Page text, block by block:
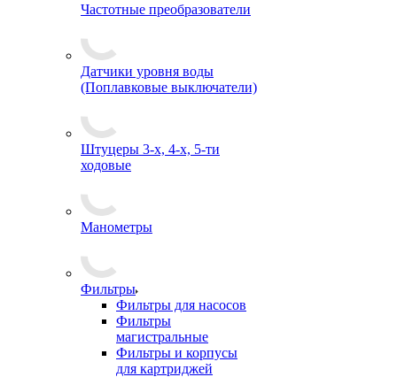
Частотные преобразователи
Датчики уровня воды
(Поплавковые выключатели)
Штуцеры 3-х, 4-х, 5-ти
ходовые
Манометры
Фильтры
Фильтры для насосов
Фильтры
магистральные
Фильтры и корпусы
для картриджей